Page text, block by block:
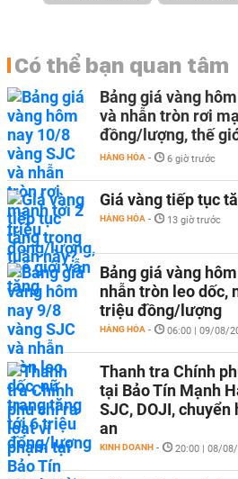
Có thể bạn quan tâm
Bảng giá vàng
và nhẫn tròn rơi
đồng/lượng, thế
HÀNG HÓA - 6 giờ trước
Giá vàng tiếp tục
HÀNG HÓA - 13 giờ trước
Bảng giá vàng
nhẫn tròn leo dốc,
triệu đồng/lượng
HÀNG HÓA - 06:00 | 09/08/
Thanh tra Chính
tại Bảo Tín Mạnh
SJC, DOJI, chuyển
an
KINH DOANH - 20:00 | 08/